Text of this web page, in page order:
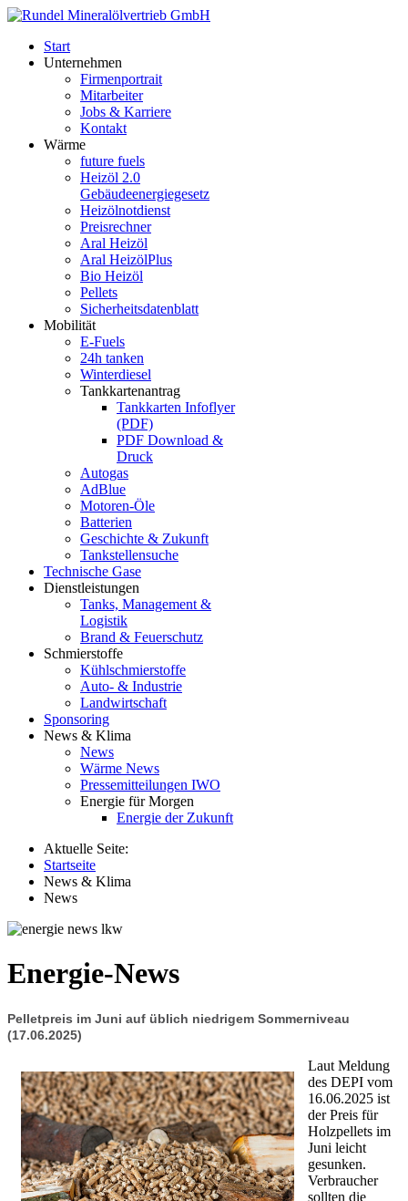
Start
Unternehmen
Firmenportrait
Mitarbeiter
Jobs & Karriere
Kontakt
Wärme
future fuels
Heizöl 2.0
Gebäudeenergiegesetz
Heizölnotdienst
Preisrechner
Aral Heizöl
Aral HeizölPlus
Bio Heizöl
Pellets
Sicherheitsdatenblatt
Mobilität
E-Fuels
24h tanken
Winterdiesel
Tankkartenantrag
Tankkarten Infoflyer
(PDF)
PDF Download &
Druck
Autogas
AdBlue
Motoren-Öle
Batterien
Geschichte & Zukunft
Tankstellensuche
Technische Gase
Dienstleistungen
Tanks, Management &
Logistik
Brand & Feuerschutz
Schmierstoffe
Kühlschmierstoffe
Auto- & Industrie
Landwirtschaft
Sponsoring
News & Klima
News
Wärme News
Pressemitteilungen IWO
Energie für Morgen
Energie der Zukunft
Aktuelle Seite:
Startseite
News & Klima
News
Energie-News
Pelletpreis im Juni auf üblich niedrigem Sommerniveau
(17.06.2025)
Laut Meldung
des DEPI vom
16.06.2025 ist
der Preis für
Holzpellets im
Juni leicht
gesunken.
Verbraucher
sollten die